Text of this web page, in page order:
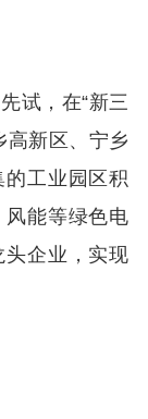
试，在“新三
高新区、宁乡
工业园区积
能等绿色电
头企业，实现